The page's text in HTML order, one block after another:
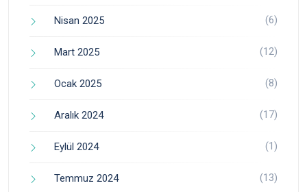
Nisan 2025 (6)
Mart 2025 (12)
Ocak 2025 (8)
Aralık 2024 (17)
Eylül 2024 (1)
Temmuz 2024 (13)